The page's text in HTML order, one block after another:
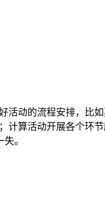
活动的流程安排，比
计算活动开展各个环
。